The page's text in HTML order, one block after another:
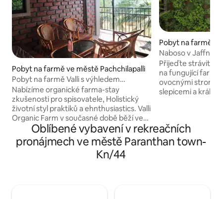
Pobyt na farmě ve městě Pachchilapalli
Pobyt na farmě Valli s výhledem
a zábavnými aktivitami
Nabízíme organické farma-stay
zkušenosti pro spisovatele, Holistický
životní styl praktiků a ehnthusiastics. Valli
Organic Farm v současné době běží ve
dvou akrech půdy s více než sto
kokosových stromů, hrst manga a
dalších stromů. Nabízíme bez
chemických látek potraviny, farma-
Pobyt na farmě
Naboso v Jaffně
opravdový
Přijeďte strávit
na fungující
ovocnými
slepicemi a králíky
čerstvého
pocítit. Jednoduchý a upřímný –
z poloviny
Oblíbené vybavení v rekreačních
pronájmech ve městě Paranthan town-
Kn/44